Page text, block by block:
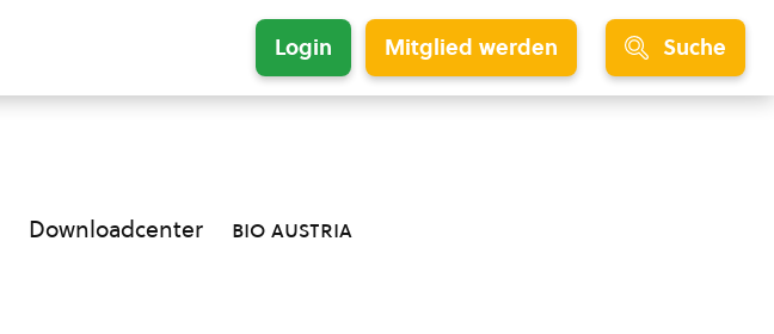
Login Mitglied werden Suche
Downloadcenter bio austria